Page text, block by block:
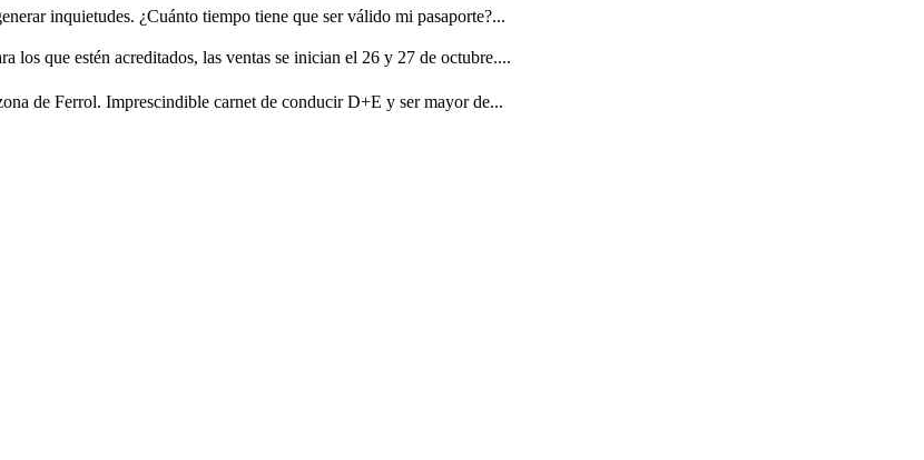
inquietudes. ¿Cuánto tiempo tiene que ser válido mi pasaporte?...
que estén acreditados, las ventas se inician el 26 y 27 de octubre....
de Ferrol. Imprescindible carnet de conducir D+E y ser mayor de...